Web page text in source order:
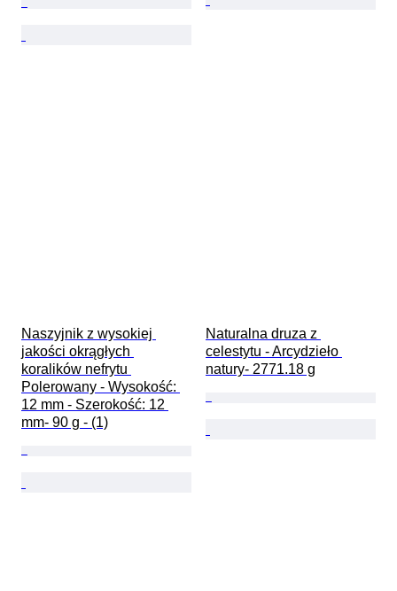
Naszyjnik z wysokiej
jakości okrągłych
koralików nefrytu
Polerowany - Wysokość:
12 mm - Szerokość: 12
mm- 90 g - (1)
Naturalna druza z
celestytu - Arcydzieło
natury- 2771.18 g